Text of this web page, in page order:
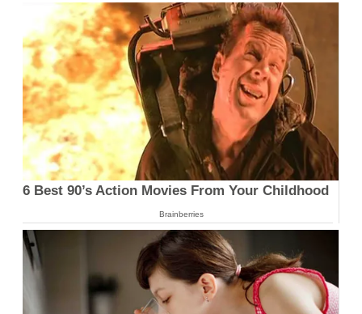
6 Best 90’s Action Movies From Your Childhood
Brainberries